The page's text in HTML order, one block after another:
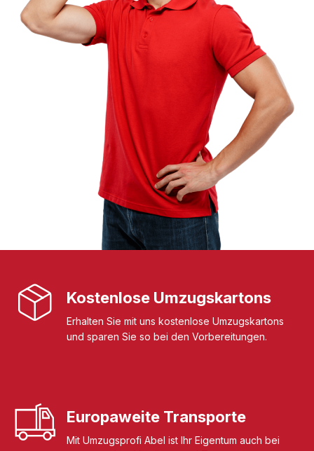
Kostenlose Umzugskartons
Erhalten Sie mit uns kostenlose Umzugskartons
und sparen Sie so bei den Vorbereitungen.
Europaweite Transporte
Mit Umzugsprofi Abel ist Ihr Eigentum auch bei